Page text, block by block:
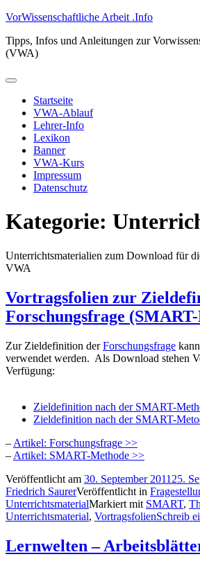
Zum
springen
VorWissenschaftliche Arbeit .Info
Tipps, Infos und Anleitungen zur
(VWA)
Primäres
Startseite
VWA-Ablauf
Lehrer-Info
Lexikon
Banner
VWA-Kurs
Impressum
Datenschutz
Kategorie:
Unterrichtsmaterialien zum Download für
VWA
Vortragsfolien zur
Forschungsfrage
Zur Zieldefinition derForschungsfrage
verwendet werden. Als Download stehen
Verfügung:
Zieldefinition nach der SMART-
Zieldefinition nach der SMART-
– Artikel: Forschungsfrage >>
– Artikel: SMART-Methode >>
Veröffentlicht am 30. September 2011 25.
Friedrich SaurerVeröffentlicht in
UnterrichtsmaterialMarkiert mit SMART,
Unterrichtsmaterial, VortragsfolienSchreib
Lernwelten –